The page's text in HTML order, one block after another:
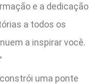
e a dedicação
a todos os
a inspirar você.
uma ponte